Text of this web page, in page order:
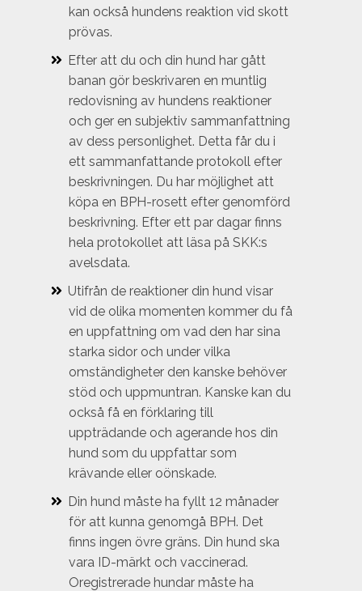
kan också hundens reaktion vid skott
prövas.
Efter att du och din hund har gått
banan gör beskrivaren en muntlig
redovisning av hundens reaktioner
och ger en subjektiv sammanfattning
av dess personlighet. Detta får du i
ett sammanfattande protokoll efter
beskrivningen. Du har möjlighet att
köpa en BPH-rosett efter genomförd
beskrivning. Efter ett par dagar finns
hela protokollet att läsa på SKK:s
avelsdata.
Utifrån de reaktioner din hund visar
vid de olika momenten kommer du få
en uppfattning om vad den har sina
starka sidor och under vilka
omständigheter den kanske behöver
stöd och uppmuntran. Kanske kan du
också få en förklaring till
uppträdande och agerande hos din
hund som du uppfattar som
krävande eller oönskade.
Din hund måste ha fyllt 12 månader
för att kunna genomgå BPH. Det
finns ingen övre gräns. Din hund ska
vara ID-märkt och vaccinerad.
Oregistrerade hundar måste ha